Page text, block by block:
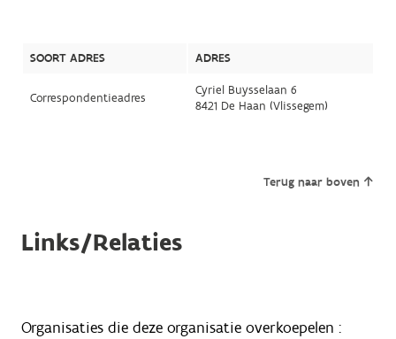
SOORT ADRES ADRES
Correspondentieadres
Cyriel Buysselaan 6
8421 De Haan (Vlissegem)
Terug naar boven
Links/Relaties
Organisaties die deze organisatie overkoepelen :